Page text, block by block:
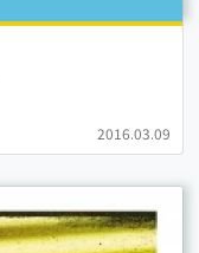
2016.03.09